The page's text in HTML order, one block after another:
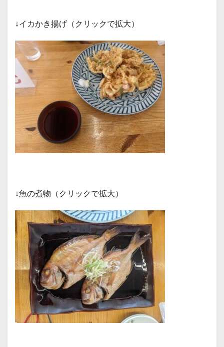
↓イカかき揚げ（クリックで拡大）
↓魚の煮物（クリックで拡大）